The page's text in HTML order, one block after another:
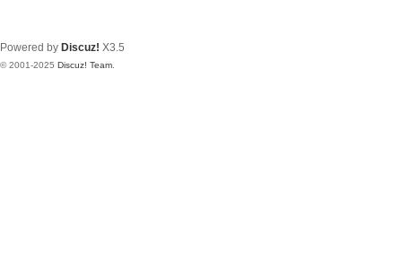
Powered by Discuz! X3.5
© 2001-2025 Discuz! Team